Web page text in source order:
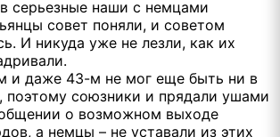
серьезные наши с немцами
совет поняли, и советом
И никуда уже не лезли, как их
и даже 43-м не мог еще быть ни в
поэтому союзники и прядали ушами
о возможном выходе
а немцы – не уставали из этих